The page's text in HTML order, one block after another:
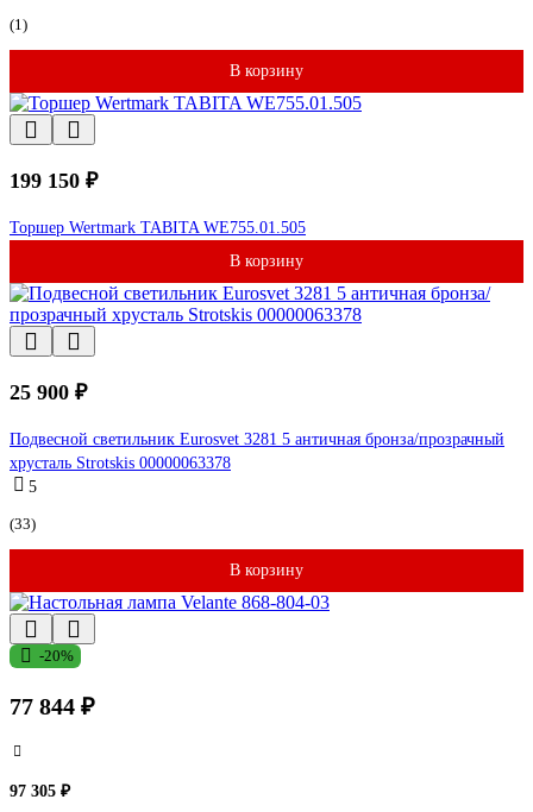
(1)
В корзину
199 150 ₽
Торшер Wertmark TABITA WE755.01.505
В корзину
25 900 ₽
Подвесной светильник Eurosvet 3281 5 античная бронза/прозрачный
хрусталь Strotskis 00000063378
5
(33)
В корзину
-20%
77 844 ₽
97 305 ₽